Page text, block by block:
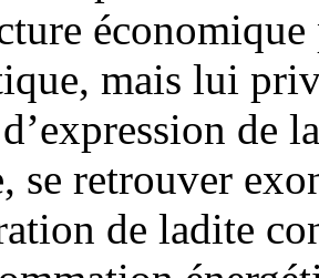
mais lui
de
se retrouver
de ladite